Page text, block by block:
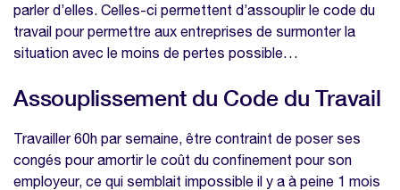
parler d’elles. Celles-ci permettent d’assouplir le code du
travail pour permettre aux entreprises de surmonter la
situation avec le moins de pertes possible…
Assouplissement du Code du Travail
Travailler 60h par semaine, être contraint de poser ses
congés pour amortir le coût du confinement pour son
employeur, ce qui semblait impossible il y a à peine 1 mois